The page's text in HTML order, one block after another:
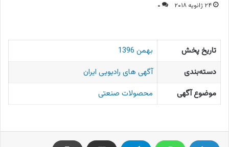
۲۴ ژانویه ۲۰۱۸ ۰
تاریخ پخش
بهمن 1396
دسته‌بندی
آگهی های رادیویی ایران
موضوع آگهی
محصولات صنعتی